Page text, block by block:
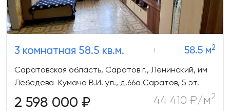
3 комнатная 58.5 кв.м. 58.5 м2
Саратовская область, Саратов г., Ленинский, им
Лебедева-Кумача В.И. ул., д.66а Саратов, 5 эт.
2 598 000 ₽ 44 410 ₽/м2